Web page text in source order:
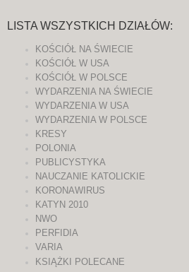
LISTA WSZYSTKICH DZIAŁÓW:
KOŚCIÓŁ NA ŚWIECIE
KOŚCIÓŁ W USA
KOŚCIÓŁ W POLSCE
WYDARZENIA NA ŚWIECIE
WYDARZENIA W USA
WYDARZENIA W POLSCE
KRESY
POLONIA
PUBLICYSTYKA
NAUCZANIE KATOLICKIE
KORONAWIRUS
KATYN 2010
NWO
PERFIDIA
VARIA
KSIĄŻKI POLECANE